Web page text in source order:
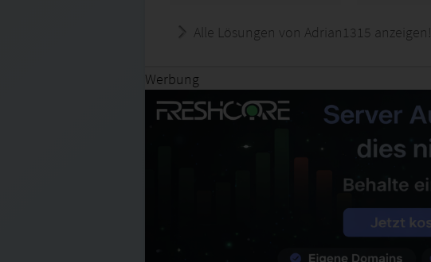
Alle Lösungen von Adrian1315 anzeigen!
Werbung